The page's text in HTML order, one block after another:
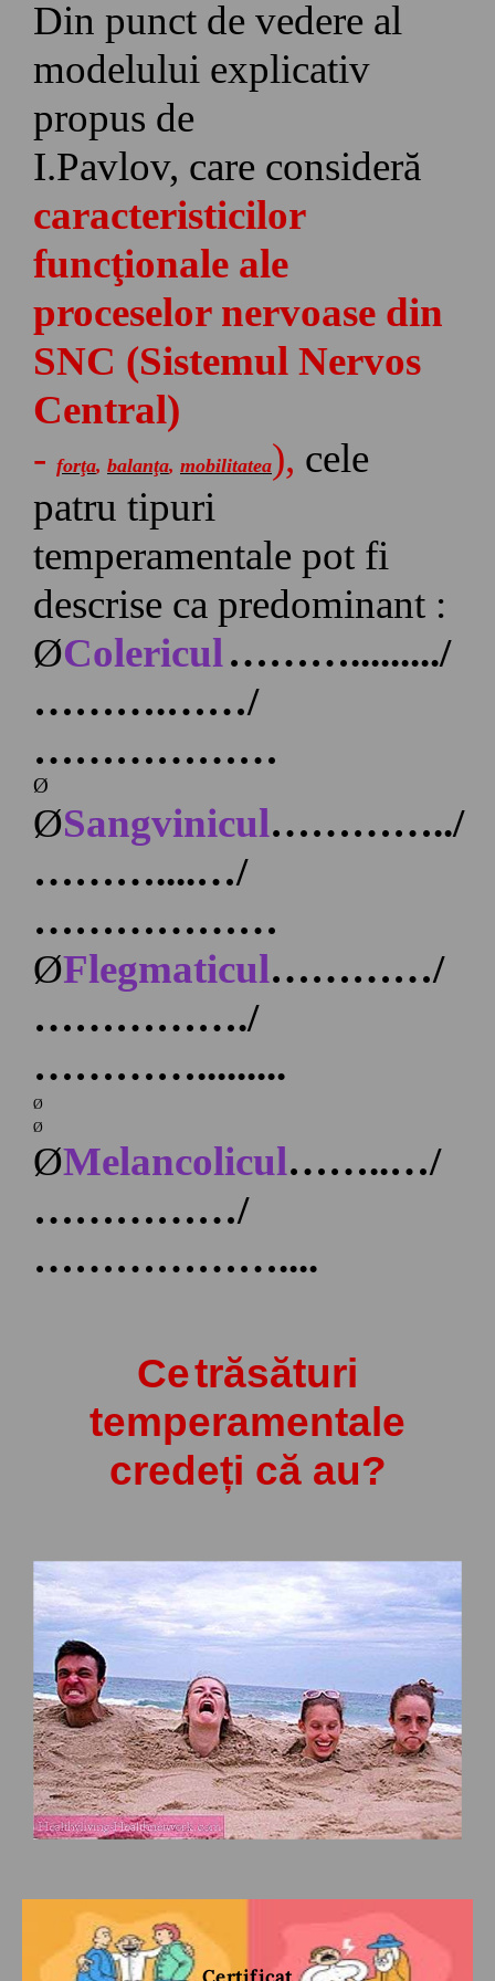
/relaționarea în grup?
Din punct de vedere al
modelului explicativ
propus de
I.Pavlov, care consideră
caracteristicilor
funcţionale ale
proceselor nervoase din
SNC (Sistemul Nervos
Central)
- forţa, balanţa, mobilitatea), cele
patru tipuri
temperamentale pot fi
descrise ca predominant :
ØColericul………........./
……….……/
………………
Ø
ØSangvinicul…………../
………....…/
………………
ØFlegmaticul…………/
……………./
………….........
Ø
Ø
ØMelancolicul……..…/
……………/
………………....
Cetrăsături
temperamentale
credeți că au?